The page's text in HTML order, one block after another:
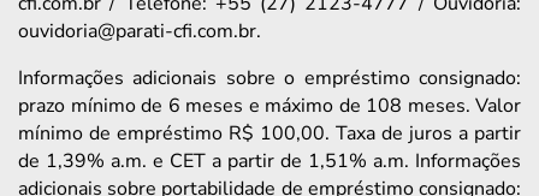
ouvidoria@parati-cfi.com.br.
Informações adicionais sobre o empréstimo consignado:
prazo mínimo de 6 meses e máximo de 108 meses. Valor
mínimo de empréstimo R$ 100,00. Taxa de juros a partir
de 1,39% a.m. e CET a partir de 1,51% a.m. Informações
adicionais sobre portabilidade de empréstimo consignado: